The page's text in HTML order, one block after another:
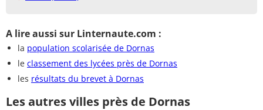
A lire aussi sur Linternaute.com :
la population scolarisée de Dornas
le classement des lycées près de Dornas
les résultats du brevet à Dornas
Les autres villes près de Dornas